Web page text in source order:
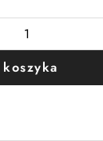
koszyka